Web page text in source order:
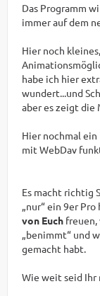
Das Programm
immer auf dem
Hier noch
habe ich hier
wundert...und
aber es zeigt die
Hier nochmal ein
mit WebDav
Es macht richtig
„nur“ ein 9er
von Euch freuen,
„benimmt“ und
gemacht habt.
Wie weit seid Ihr